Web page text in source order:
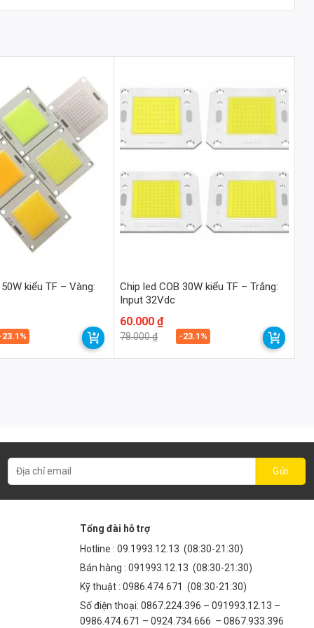
kiểu TF – Vàng:
Chip led COB 30W kiểu TF – Trắng:
Input 32Vdc
78.000₫
Giá
gốc
là:
60.000₫
Giá
hiện
tại
60.000 ₫.
-23.1%
Tổng đài hỗ trợ
Hotline : 09.1993.12.13 (08:30-21:30)
Bán hàng : 091993.12.13 (08:30-21:30)
Kỹ thuật : 0986.474.671 (08:30-21:30)
Số điện thoại: 0867.224.396 – 091993.12.13 –
0986.474.671 – 0924.734.666 – 0867.933.396